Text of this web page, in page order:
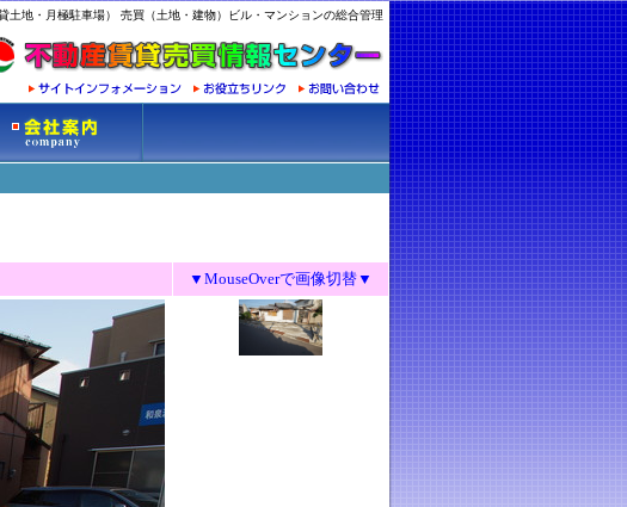
地・月極駐車場） 売買（土地・建物）ビル・マンションの総合管理
▼MouseOverで画像切替▼